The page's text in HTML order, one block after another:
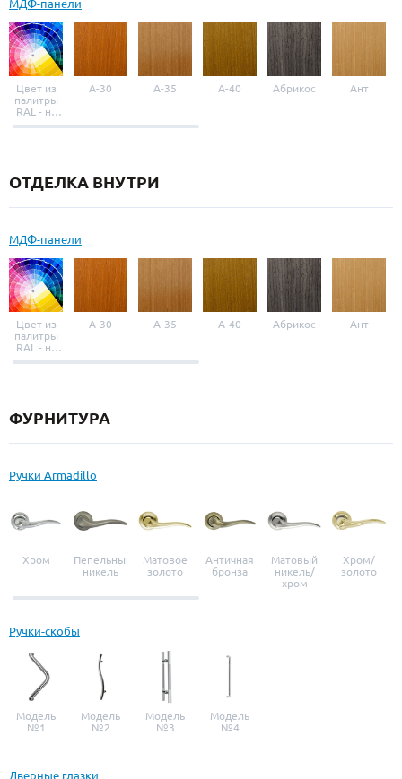
МДФ-панели
Цвет из
палитры
RAL - на
выбор
A-30 A-35 A-40 Абрикос Ант
ОТДЕЛКА ВНУТРИ
МДФ-панели
Цвет из
палитры
RAL - на
выбор
A-30 A-35 A-40 Абрикос Ант
ФУРНИТУРА
Ручки Armadillo
Хром
Пепельный
никель
Матовое
золото
Античная
бронза
Матовый
никель/
хром
Хром/
золото
Ручки-скобы
Модель
№1
Модель
№2
Модель
№3
Модель
№4
Дверные глазки